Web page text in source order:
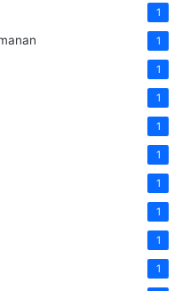
1
1
1
1
1
1
1
1
1
1